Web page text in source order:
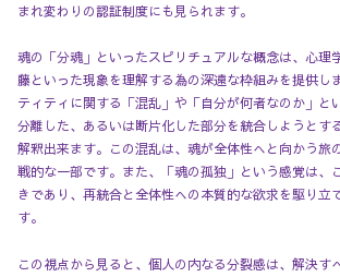
まれ変わりの認証制度にも見られます。
魂の「分魂」といったスピリチュアルな概念は、心理
藤といった現象を理解する為の深遠な枠組みを提供し
ティティに関する「混乱」や「自分が何者なのか」と
分離した、あるいは断片化した部分を統合しようとす
解釈出来ます。この混乱は、魂が全体性へと向かう旅
戦的な一部です。また、「魂の孤独」という感覚は、
きであり、再統合と全体性への本質的な欲求を駆り立
す。
この視点から見ると、個人の内なる分裂感は、解決す